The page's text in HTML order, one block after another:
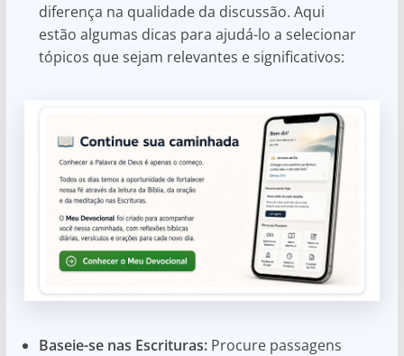
diferença na qualidade da discussão. Aqui
estão algumas dicas para ajudá-lo a selecionar
tópicos que sejam relevantes e significativos:
Baseie-se nas Escrituras:Procure passagens